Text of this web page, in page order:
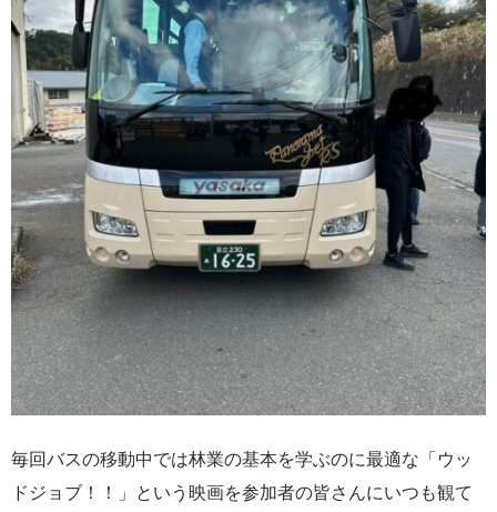
毎回バスの移動中では林業の基本を学ぶのに最適な「ウッ
ドジョブ！！」という映画を参加者の皆さんにいつも観て